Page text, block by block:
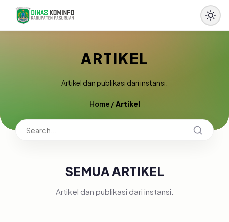
ARTIKEL
Artikel dan publikasi dari instansi.
Home /Artikel
SEMUA ARTIKEL
Artikel dan publikasi dari instansi.